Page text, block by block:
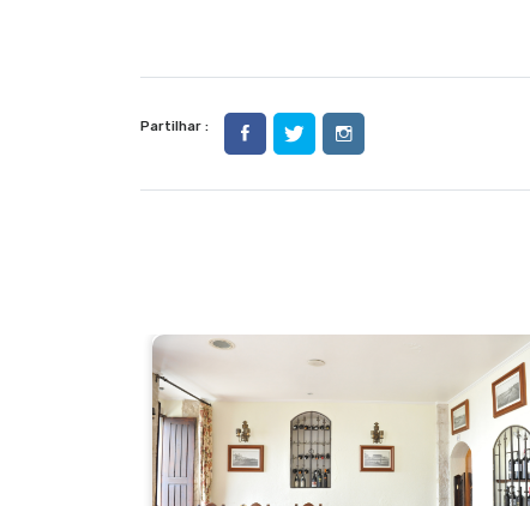
Partilhar :